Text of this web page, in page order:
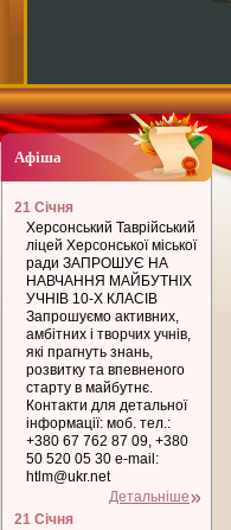
Афіша
21 Січня
Херсонський Таврійський
ліцей Херсонської міської
ради ЗАПРОШУЄ НА
НАВЧАННЯ МАЙБУТНІХ
УЧНІВ 10-Х КЛАСІВ
Запрошуємо активних,
амбітних і творчих учнів,
які прагнуть знань,
розвитку та впевненого
старту в майбутнє.
Контакти для детальної
інформації: моб. тел.:
+380 67 762 87 09, +380
50 520 05 30 e-mail:
htlm@ukr.net
Детальніше
21 Січня